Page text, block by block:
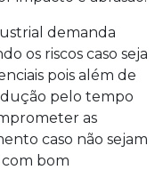
demanda
os riscos caso seja
pois além de
pelo tempo
as
caso não sejam
bom